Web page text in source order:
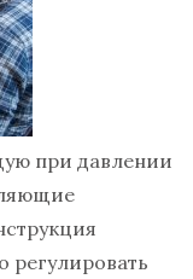
при давлении
регулировать